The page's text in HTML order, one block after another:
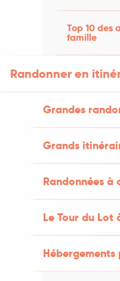
Top 10 des
famille
Randonner en
Grandes
Grands
Randonnées
Le Tour du Lot
Maison
La Croix
train !